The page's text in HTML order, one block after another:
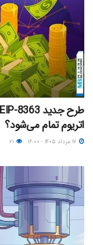
اتریوم تمام می‌شود؟